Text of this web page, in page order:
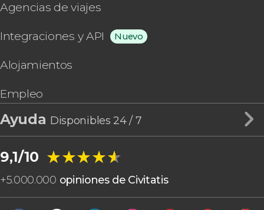
Agencias de viajes
Integraciones y API Nuevo
Alojamientos
Empleo
Ayuda Disponibles 24 / 7
9,1/10 ★★★★★
★★★★★
+5.000.000 opiniones de Civitatis